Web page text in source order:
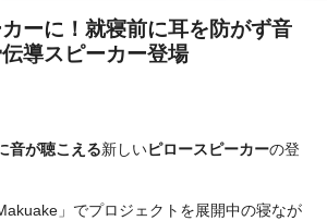
ーに！就寝前に耳を防がず音
導スピーカー登場
音が聴こえる新しいピロースピーカーの登
」でプロジェクトを展開中の寝なが